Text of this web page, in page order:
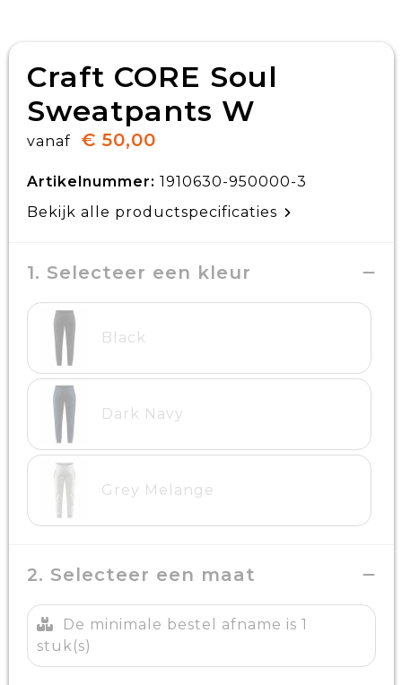
Craft CORE Soul
Sweatpants W
vanaf € 50,00
Artikelnummer: 1910630-950000-3
Bekijk alle productspecificaties
1. Selecteer een kleur
Black
Dark Navy
Grey Melange
2. Selecteer een maat
De minimale bestel afname is 1
stuk(s)